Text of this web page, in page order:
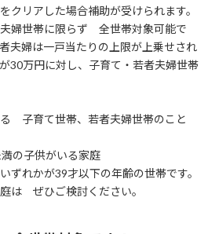
クリアした場合補助が受けられます。
婦世帯に限らず 全世帯対象可能で
夫婦は一戸当たりの上限が上乗せされ
30万円に対し、子育て・若者夫婦世帯
子育て世帯、若者夫婦世帯のこと
の子供がいる家庭
れかが39才以下の年齢の世帯です。
は ぜひご検討ください。